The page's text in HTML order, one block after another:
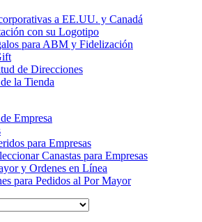
a EE.UU. y Canadá
con su Logotipo
para ABM y Fidelización
de Direcciones
la Tienda
Empresa
para Empresas
Canastas para Empresas
y Ordenes en Línea
para Pedidos al Por Mayor